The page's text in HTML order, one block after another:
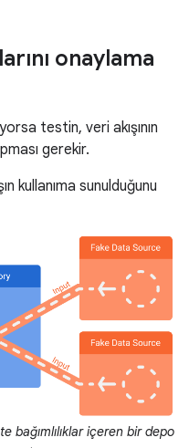
onaylama
testin, veri akışının
gerekir.
kullanıma sunulduğunu
bağımlılıklar içeren bir depo